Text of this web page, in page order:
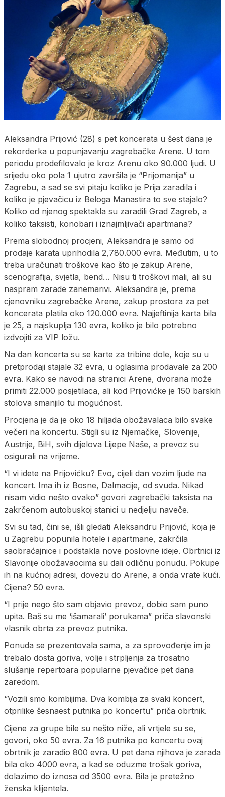
​Aleksandra Prijović (28) s pet koncerata u šest dana je
rekorderka u popunjavanju zagrebačke Arene. U tom
periodu prodefilovalo je kroz Arenu oko 90.000 ljudi. U
srijedu oko pola 1 ujutro završila je “Prijomanija” u
Zagrebu, a sad se svi pitaju koliko je Prija zaradila i
koliko je pjevačicu iz Beloga Manastira to sve stajalo?
Koliko od njenog spektakla su zaradili Grad Zagreb, a
koliko taksisti, konobari i iznajmljivači apartmana?
Prema slobodnoj procjeni, Aleksandra je samo od
prodaje karata uprihodila 2,780.000 evra. Međutim, u to
treba uračunati troškove kao što je zakup Arene,
scenografija, svjetla, bend… Nisu ti troškovi mali, ali su
naspram zarade zanemarivi. Aleksandra je, prema
cjenovniku zagrebačke Arene, zakup prostora za pet
koncerata platila oko 120.000 evra. Najjeftinija karta bila
je 25, a najskuplja 130 evra, koliko je bilo potrebno
izdvojiti za VIP ložu.
Na dan koncerta su se karte za tribine dole, koje su u
pretprodaji stajale 32 evra, u oglasima prodavale za 200
evra. Kako se navodi na stranici Arene, dvorana može
primiti 22.000 posjetilaca, ali kod Prijovićke je 150 barskih
stolova smanjilo tu mogućnost.
Procjena je da je oko 18 hiljada obožavalaca bilo svake
večeri na koncertu. Stigli su iz Njemačke, Slovenije,
Austrije, BiH, svih dijelova Lijepe Naše, a prevoz su
osigurali na vrijeme.
“I vi idete na Prijovićku? Evo, cijeli dan vozim ljude na
koncert. Ima ih iz Bosne, Dalmacije, od svuda. Nikad
nisam vidio nešto ovako” govori zagrebački taksista na
zakrčenom autobuskoj stanici u nedjelju naveče.
Svi su tad, čini se, išli gledati Aleksandru Prijović, koja je
u Zagrebu popunila hotele i apartmane, zakrčila
saobraćajnice i podstakla nove poslovne ideje. Obrtnici iz
Slavonije obožavaocima su dali odličnu ponudu. Pokupe
ih na kućnoj adresi, dovezu do Arene, a onda vrate kući.
Cijena? 50 evra.
“I prije nego što sam objavio prevoz, dobio sam puno
upita. Baš su me ‘išamarali’ porukama” priča slavonski
vlasnik obrta za prevoz putnika.
Ponuda se prezentovala sama, a za sprovođenje im je
trebalo dosta goriva, volje i strpljenja za trosatno
slušanje repertoara popularne pjevačice pet dana
zaredom.
“Vozili smo kombijima. Dva kombija za svaki koncert,
otprilike šesnaest putnika po koncertu” priča obrtnik.
Cijene za grupe bile su nešto niže, ali vrtjele su se,
govori, oko 50 evra. Za 16 putnika po koncertu ovaj
obrtnik je zaradio 800 evra. U pet dana njihova je zarada
bila oko 4000 evra, a kad se oduzme trošak goriva,
dolazimo do iznosa od 3500 evra. Bila je pretežno
ženska klijentela.